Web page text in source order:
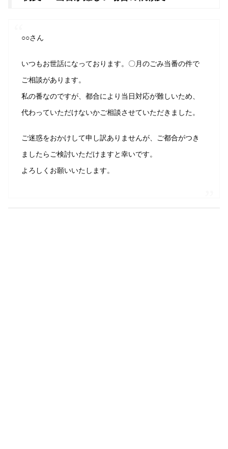
○○さん
いつもお世話になっております。〇月のごみ当番の件で
ご相談があります。
私の番なのですが、都合により当日対応が難しいため、
代わっていただけないかご相談させていただきました。
ご迷惑をおかけして申し訳ありませんが、ご都合がつき
ましたらご検討いただけますと幸いです。
よろしくお願いいたします。